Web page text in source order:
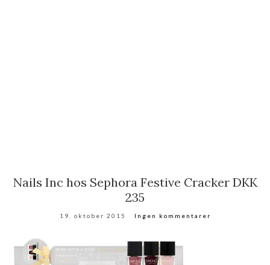
Nails Inc hos Sephora Festive Cracker DKK
235
19. oktober 2015 Ingen kommentarer